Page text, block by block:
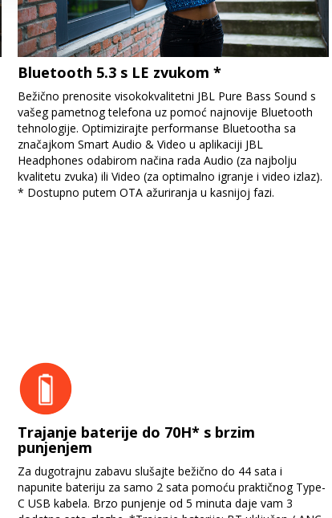
Bluetooth 5.3 s LE zvukom *
Bežično prenosite visokokvalitetni JBL Pure Bass Sound s
vašeg pametnog telefona uz pomoć najnovije Bluetooth
tehnologije. Optimizirajte performanse Bluetootha sa
značajkom Smart Audio & Video u aplikaciji JBL
Headphones odabirom načina rada Audio (za najbolju
kvalitetu zvuka) ili Video (za optimalno igranje i video izlaz).
* Dostupno putem OTA ažuriranja u kasnijoj fazi.
Trajanje baterije do 70H* s brzim
punjenjem
Za dugotrajnu zabavu slušajte bežično do 44 sata i
napunite bateriju za samo 2 sata pomoću praktičnog Type-
C USB kabela. Brzo punjenje od 5 minuta daje vam 3